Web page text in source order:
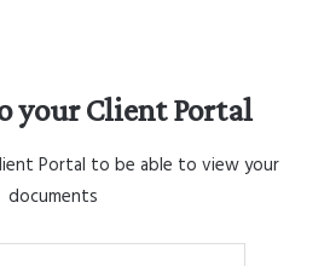
your Client Portal
Portal to be able to view your
documents